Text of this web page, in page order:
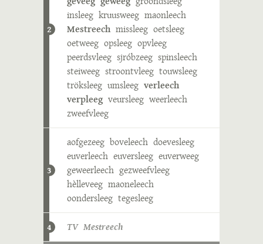
2
insleeg kruusweeg maonleech
Mestreech missleeg oetsleeg
oetweeg opsleeg opvleeg
peerdsvleeg sjróbzeeg spinsleech
steiweeg stroontvleeg touwsleeg
tröksleeg umsleeg verleech
verpleeg veursleeg weerleech
zweefvleeg
3
aofgezeeg boveleech doevesleeg
euverleech euversleeg euverweeg
geweerleech gezweefvleeg
hèlleveeg maoneleech
oondersleeg tegesleeg
4 TV Mestreech